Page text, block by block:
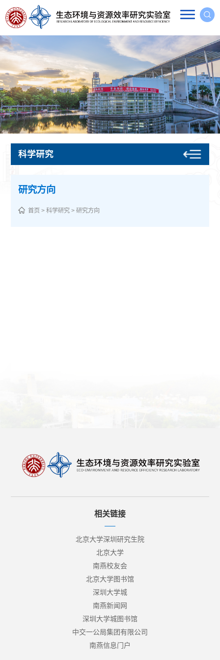
科学研究
研究方向
首页 >科学研究 >研究方向
相关链接
北京大学深圳研究生院
北京大学
南燕校友会
北京大学图书馆
深圳大学城
南燕新闻网
深圳大学城图书馆
中交一公局集团有限公司
南燕信息门户